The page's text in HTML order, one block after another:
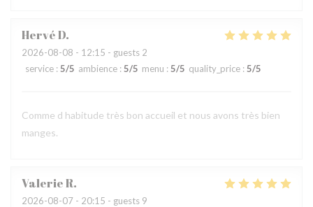
HervéD
2026-08-08 - 12:15 - guests 2
service : 5/5 ambience : 5/5 menu : 5/5 quality_price : 5/5
Comme d habitude très bon accueil et nous avons très bien
manges.
ValerieR
2026-08-07 - 20:15 - guests 9